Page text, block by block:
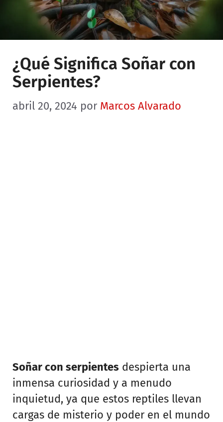
¿Qué Significa Soñar con
Serpientes?
abril 20, 2024 por Marcos Alvarado
Soñar con serpientes despierta una
inmensa curiosidad y a menudo
inquietud, ya que estos reptiles llevan
cargas de misterio y poder en el mundo